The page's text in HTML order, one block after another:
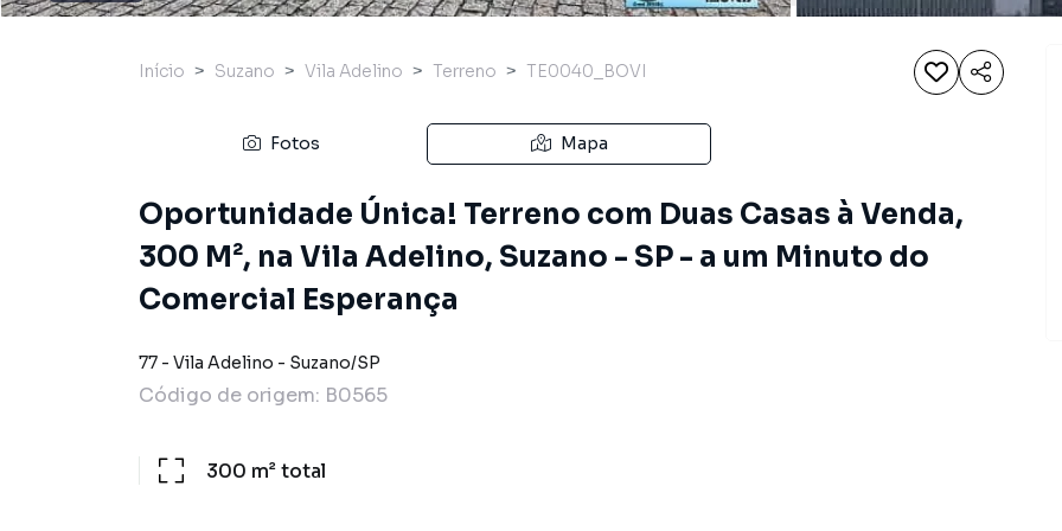
Início Suzano Vila Adelino Terreno TE0040_BOVI
Fotos Mapa
Oportunidade Única! Terreno com Duas Casas à Venda,
300 M², na Vila Adelino, Suzano - SP - a um Minuto do
Comercial Esperança
77 - Vila Adelino - Suzano/SP
Código de origem: B0565
300 m²total